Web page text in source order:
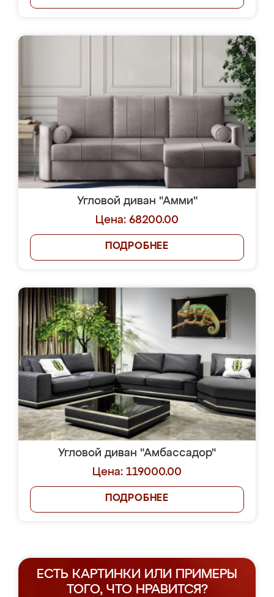
Угловой диван "Амми"
Цена: 68200.00
ПОДРОБНЕЕ
Угловой диван "Амбассадор"
Цена: 119000.00
ПОДРОБНЕЕ
ЕСТЬ КАРТИНКИ ИЛИ ПРИМЕРЫ
ТОГО, ЧТО НРАВИТСЯ?